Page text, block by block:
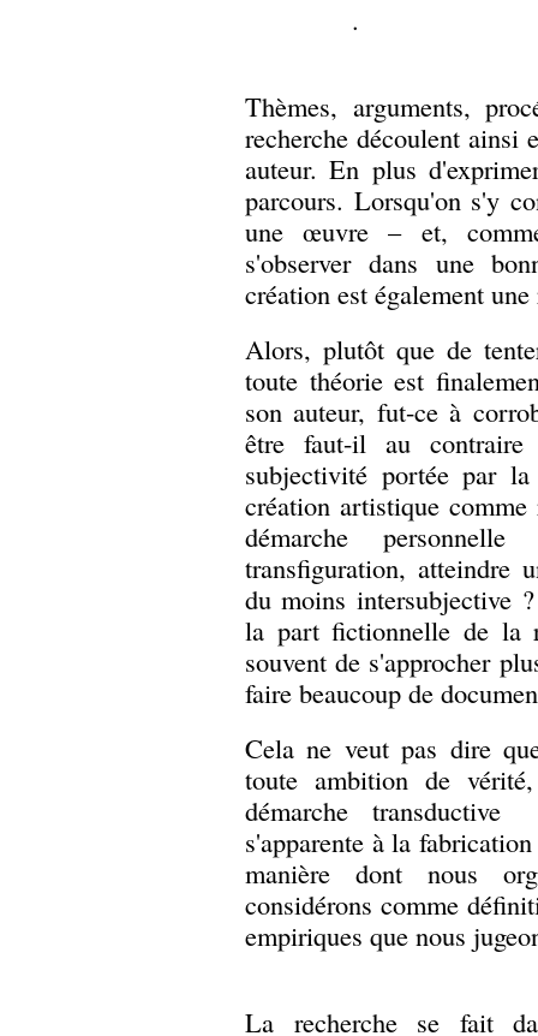
.
Thèmes, arguments,
recherche découlent ainsi
auteur. En plus
parcours. Lorsqu'on s'y
une œuvre – et,
s'observer dans une
création est également
Alors, plutôt que de
toute théorie est
son auteur, fut-ce à
être faut-il au contraire
subjectivité portée par
création artistique comme
démarche
transfiguration, atteindre
du moins intersubjective
la part fictionnelle de la
souvent de s'approcher
faire beaucoup de
Cela ne veut pas dire
toute ambition de
démarche transductive
s'apparente à la
manière dont nous
considérons comme
empiriques que nous
La recherche se fait